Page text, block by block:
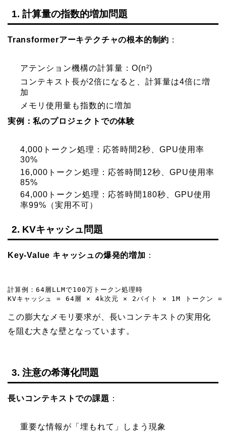
1. 計算量の指数的増加問題
Transformerアーキテクチャの根本的制約 ：
アテンション機構の計算量：O(n²)
コンテキスト長が2倍になると、計算量は4倍に増
加
メモリ使用量も指数的に増加
実例：私のプロジェクトでの体験
4,000トークン処理：応答時間2秒、GPU使用率
30%
16,000トークン処理：応答時間12秒、GPU使用率
85%
64,000トークン処理：応答時間180秒、GPU使用
率99%（実用不可）
2. KVキャッシュ問題
Key-Value キャッシュの爆発的増加 ：
計算例：64層LLMで100万トークン処理時
KVキャッシュ = 64層 × 4k次元 × 2バイト × 1M トークン =
この膨大なメモリ要求が、長いコンテキストの実用化
を阻む大きな壁となっています。
3. 注意の希薄化問題
長いコンテキストでの課題 ：
重要な情報が「埋もれて」しまう現象